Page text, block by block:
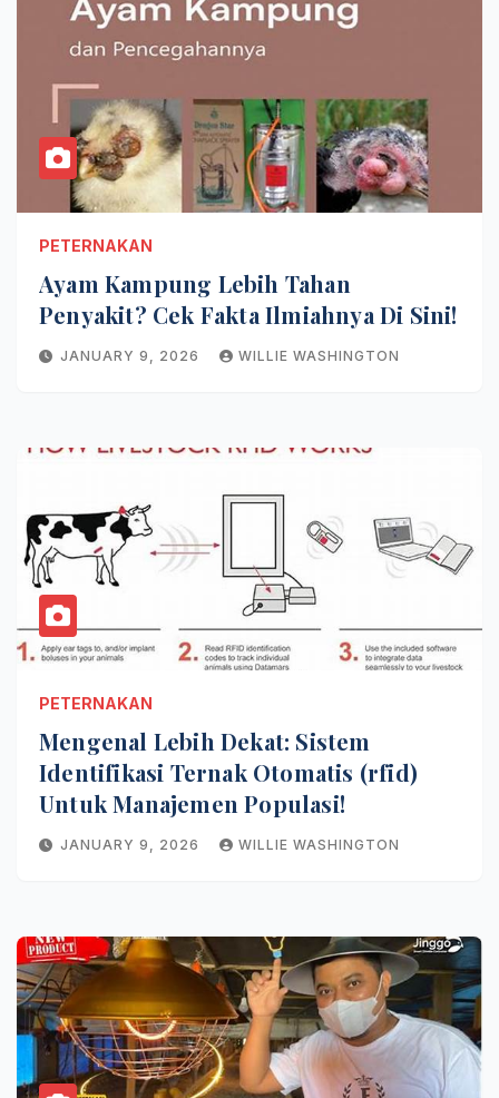
PETERNAKAN
Ayam Kampung Lebih Tahan
Penyakit? Cek Fakta Ilmiahnya Di Sini!
JANUARY 9, 2026 WILLIE WASHINGTON
PETERNAKAN
Mengenal Lebih Dekat: Sistem
Identifikasi Ternak Otomatis (rfid)
Untuk Manajemen Populasi!
JANUARY 9, 2026 WILLIE WASHINGTON